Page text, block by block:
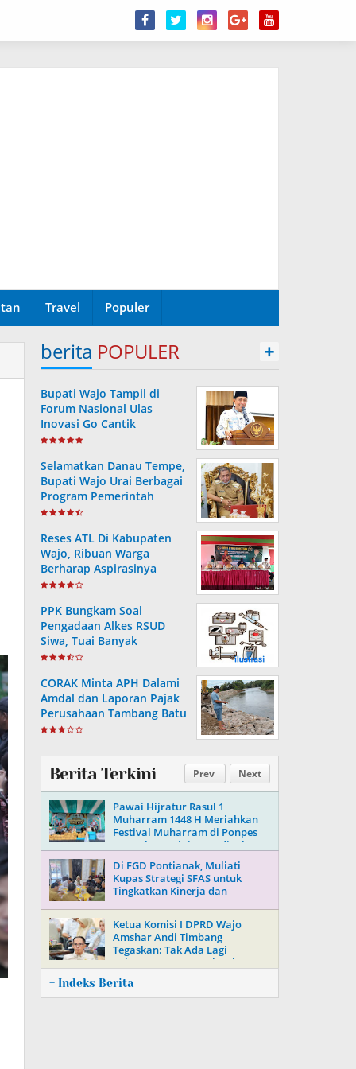
Travel Populer
berita POPULER +
Bupati Wajo Tampil di
Forum Nasional Ulas
Inovasi Go Cantik
Tanggulangi Infeksi
Selamatkan Danau Tempe,
Bupati Wajo Urai Berbagai
Program Pemerintah
Reses ATL Di Kabupaten
Wajo, Ribuan Warga
Berharap Aspirasinya
Terpenuhi
PPK Bungkam Soal
Pengadaan Alkes RSUD
Siwa, Tuai Banyak
Pertanyaan Masyarakat..
CORAK Minta APH Dalami
Amdal dan Laporan Pajak
Perusahaan Tambang Batu
Di Soppeng
Prev Next
Berita Terkini
Pawai Hijratur Rasul 1
Muharram 1448 H Meriahkan
Festival Muharram di Ponpes
Daarul Mu’minin As’adiyah
Di FGD Pontianak, Muliati
Kupas Strategi SFAS untuk
Tingkatkan Kinerja dan
Kepercayaan Publik
Ketua Komisi I DPRD Wajo
Amshar Andi Timbang
Tegaskan: Tak Ada Lagi
“Oknum” Atur Proyek Tahun
2026
+ Indeks Berita